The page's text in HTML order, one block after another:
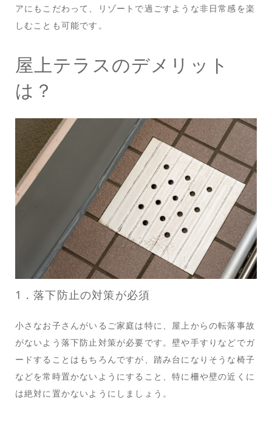
アにもこだわって、リゾートで過ごすような非日常感を楽
しむことも可能です。
屋上テラスのデメリット
は？
1．落下防止の対策が必須
小さなお子さんがいるご家庭は特に、屋上からの転落事故
がないよう落下防止対策が必要です。壁や手すりなどでガ
ードすることはもちろんですが、踏み台になりそうな椅子
などを常時置かないようにすること、特に柵や壁の近くに
は絶対に置かないようにしましょう。